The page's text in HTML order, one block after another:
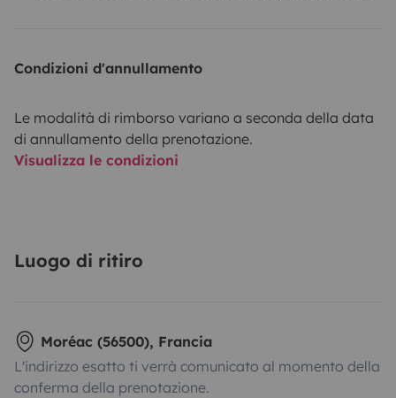
Condizioni d'annullamento
Le modalità di rimborso variano a seconda della data
di annullamento della prenotazione.
Visualizza le condizioni
Luogo di ritiro
Moréac (56500), Francia
L'indirizzo esatto ti verrà comunicato al momento della
conferma della prenotazione.